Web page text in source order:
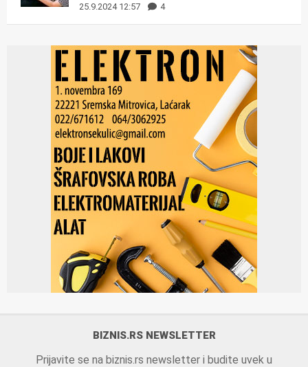
25.9.2024 12:57 4
BIZNIS.RS NEWSLETTER
Prijavite se na biznis.rs newsletter i budite uvek u